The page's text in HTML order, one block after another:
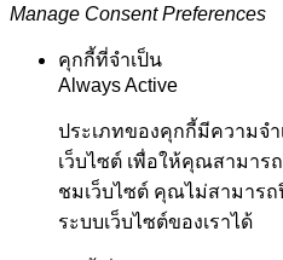
Manage Consent Preferences
คุกกี้ที่จำเป็น
Always Active
ประเภทของคุกกี้มีความจ
เว็บไซต์ เพื่อให้คุณสามาร
ชมเว็บไซต์ คุณไม่สามาร
ระบบเว็บไซต์ของเราได้